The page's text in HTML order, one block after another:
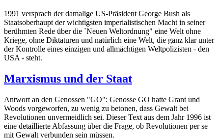
1991 versprach der damalige US-Präsident George Bush als
Staatsoberhaupt der wichtigsten imperialistischen Macht in seiner
berühmten Rede über die `Neuen Weltordnung" eine Welt ohne
Kriege, ohne Diktaturen und natürlich eine Welt, die ganz klar unter
der Kontrolle eines einzigen und allmächtigen Weltpolizisten - den
USA - steht.
Marxismus und der Staat
Antwort an den Genossen "GO": Genosse GO hatte Grant und
Woods vorgeworfen, zu wenig zu betonen, dass Gewalt bei
Revolutionen unvermeidlich sei. Dieser Text aus dem Jahr 1996 ist
eine detaillierte Abfassung über die Frage, ob Revolutionen per se
mit Gewalt verbunden sein müssen.